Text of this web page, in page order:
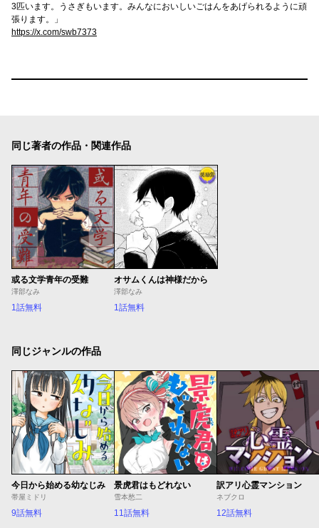
3匹います。うさぎもいます。みんなにおいしいごはんをあげられるように頑
張ります。」
https://x.com/swb7373
同じ著者の作品・関連作品
或る文学青年の受難
澤部なみ
1話無料
オサムくんは神様だから
澤部なみ
1話無料
同じジャンルの作品
今日から始める幼なじみ
帯屋ミドリ
9話無料
景虎君はもどれない
雪本愁二
11話無料
訳アリ心霊マンション
ネブクロ
12話無料